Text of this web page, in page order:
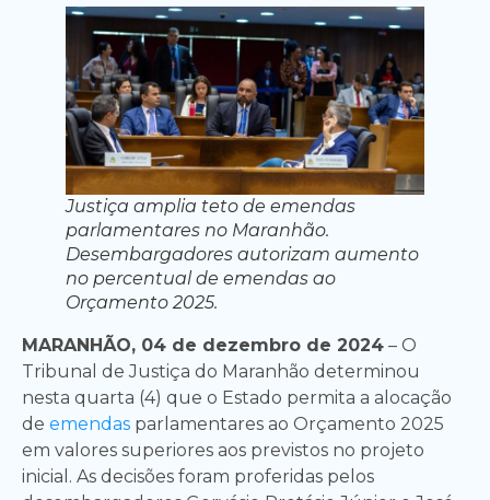
Justiça amplia teto de emendas
parlamentares no Maranhão.
Desembargadores autorizam aumento
no percentual de emendas ao
Orçamento 2025.
MARANHÃO, 04 de dezembro de 2024 – O
Tribunal de Justiça do Maranhão determinou
nesta quarta (4) que o Estado permita a alocação
de emendas parlamentares ao Orçamento 2025
em valores superiores aos previstos no projeto
inicial. As decisões foram proferidas pelos